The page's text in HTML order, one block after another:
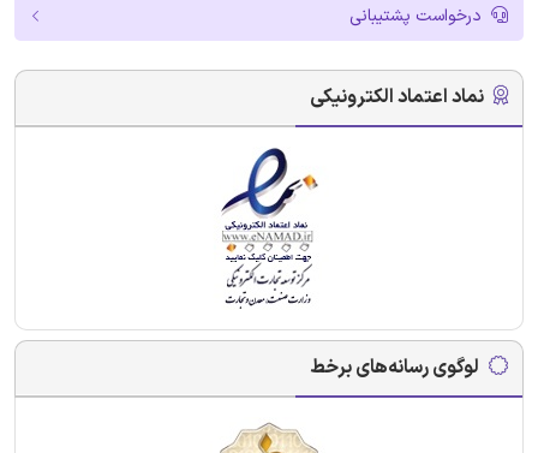
درخواست پشتیبانی
نماد اعتماد الکترونیکی
لوگوی رسانه‌های برخط